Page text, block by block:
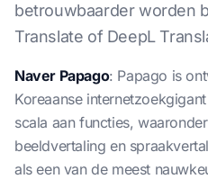
betrouwbaarder worden
Translate of DeepL
Naver Papago: Papago is
Koreaanse
scala aan functies,
beeldvertaling en
als een van de meest